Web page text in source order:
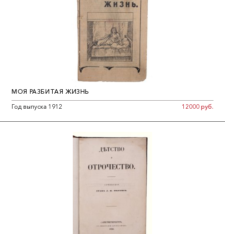
МОЯ РАЗБИТАЯ ЖИЗНЬ
Год выпуска 1912
12000 руб.